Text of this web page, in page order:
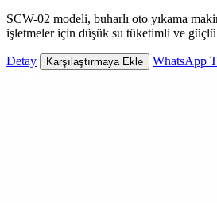
SCW-02 modeli, buharlı oto yıkama
işletmeler için düşük su tüketimli ve
Detay Karşılaştırmaya Ekle WhatsApp